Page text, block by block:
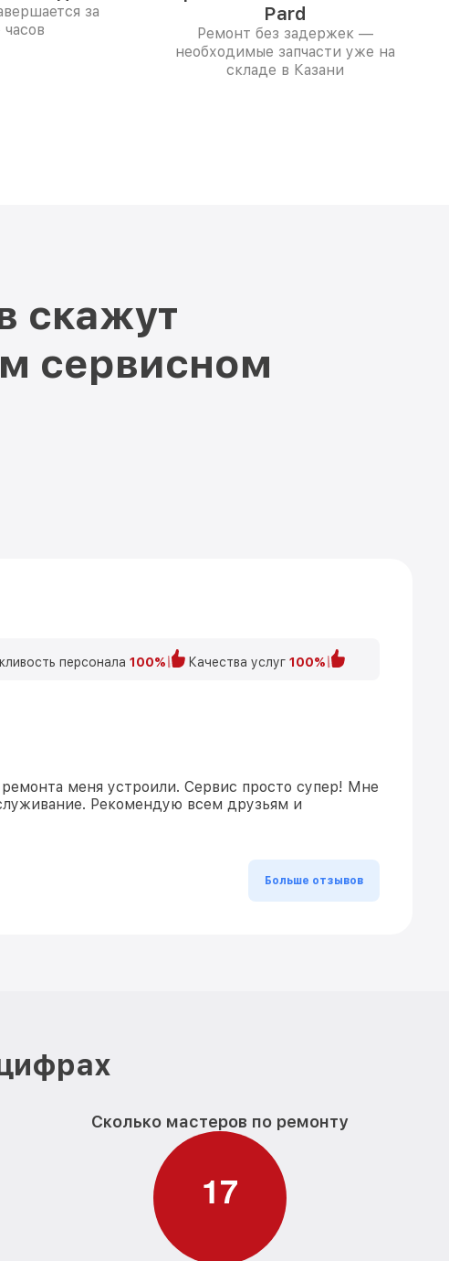
за
Pard
Ремонт без задержек —
необходимые запчасти уже на
складе в Казани
скажут
сервисном
персонала 100% Качества услуг 100%
меня устроили. Сервис просто супер! Мне
Рекомендую всем друзьям и
Больше отзывов
Сколько мастеров по ремонту
17